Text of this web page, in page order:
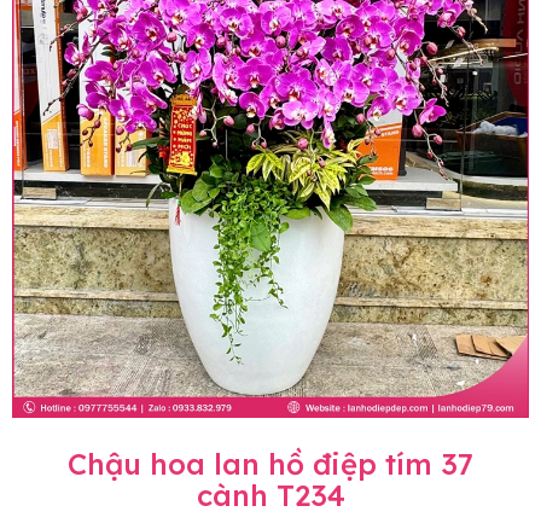
Chậu hoa lan hồ điệp tím 37
cành T234